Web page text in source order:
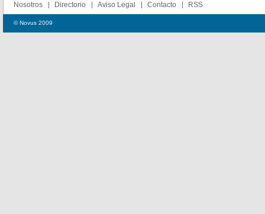
Nosotros Directorio Aviso Legal Contacto RSS
© Novus 2009